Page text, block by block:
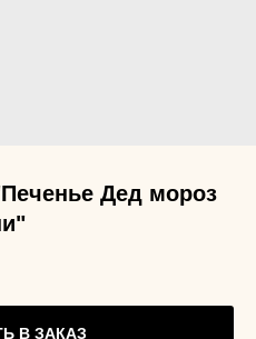
Дед мороз
В ЗАКАЗ